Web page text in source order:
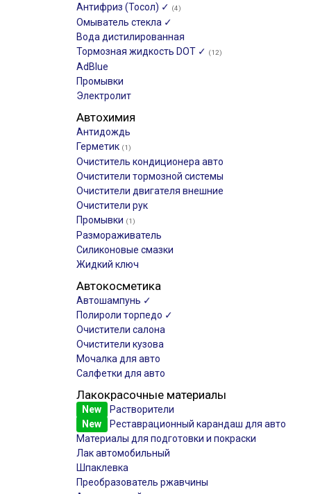
Антифриз (Тосол) ✓ (4)
Омыватель стекла ✓
Вода дистилированная
Тормозная жидкость DOT ✓ (12)
AdBlue
Промывки
Электролит
Автохимия
Антидождь
Герметик (1)
Очиститель кондиционера авто
Очистители тормозной системы
Очистители двигателя внешние
Очистители рук
Промывки (1)
Размораживатель
Силиконовые смазки
Жидкий ключ
Автокосметика
Автошампунь ✓
Полироли торпедо ✓
Очистители салона
Очистители кузова
Мочалка для авто
Салфетки для авто
Лакокрасочные материалы
New
Растворители
New
Реставрационный карандаш для авто
Материалы для подготовки и покраски
Лак автомобильный
Шпаклевка
Преобразователь ржавчины